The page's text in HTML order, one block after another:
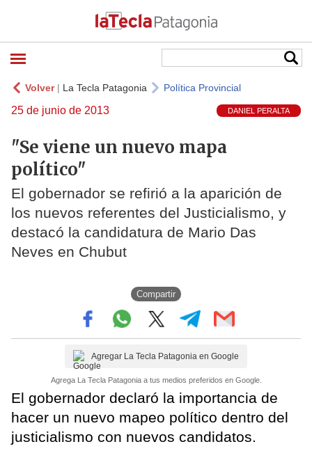
Volver| La Tecla Patagonia Política Provincial
25 de junio de 2013 DANIEL PERALTA
"Se viene un nuevo mapa
político"
El gobernador se refirió a la aparición de
los nuevos referentes del Justicialismo, y
destacó la candidatura de Mario Das
Neves en Chubut
Compartir
Agregar La Tecla Patagonia en Google
Agrega La Tecla Patagonia a tus medios preferidos en Google.
El gobernador declaró la importancia de
hacer un nuevo mapeo político dentro del
justicialismo con nuevos candidatos.